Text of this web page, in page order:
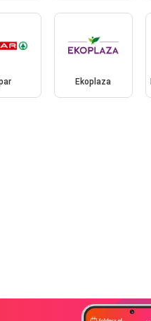
Ekoplaza